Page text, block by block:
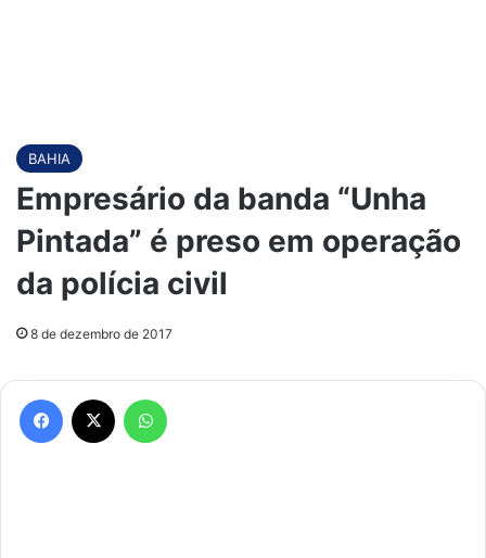
BAHIA
Empresário da banda “Unha
Pintada” é preso em operação
da polícia civil
8 de dezembro de 2017